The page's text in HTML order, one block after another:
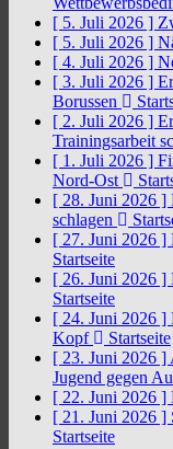
[ 5. Juli 2026 ]
[ 5. Juli 2026 ]
[ 4. Juli 2026 ]
[ 3. Juli 2026 ]
Borussen
[ 2. Juli 2026 ]
Trainingsarbeit
[ 1. Juli 2026 ]
Nord-Ost
[ 28. Juni 2026 ]
schlagen
[ 27. Juni 2026 ]
Startseite
[ 26. Juni 2026 ]
Startseite
[ 24. Juni 2026 ]
Kopf
Startseite
[ 23. Juni 2026 ]
Jugend gegen
[ 22. Juni 2026 ]
[ 21. Juni 2026 ]
Startseite